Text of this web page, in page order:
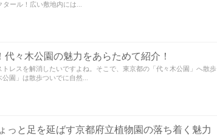
ール！広い敷地内には...
々木公園の魅力をあらためて紹介！
レスを解消したいですよね。そこで、東京都の「代々木公園」へ散歩
園」は散歩ついでに自然...
っと足を延ばす京都府立植物園の落ち着く魅力